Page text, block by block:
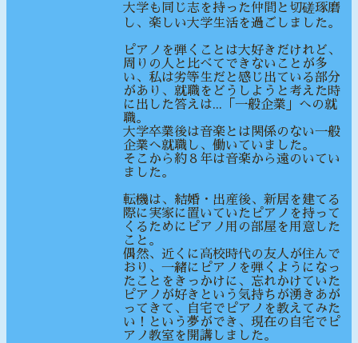
大学も同じ志を持った仲間と切磋琢磨
し、楽しい大学生活を過ごしました。
ピアノを弾くことは大好きだけれど、
周りの人と比べてできないことが多
い、私は劣等生だと感じ出ている部分
があり、就職をどうしようと考えた時
に出した答えは...「一般企業」への就
職。
大学卒業後は音楽とは関係のない一般
企業へ就職し、働いていました。
そこから約８年は音楽から遠のいてい
ました。
転機は、結婚・出産後、新居を建てる
際に実家に置いていたピアノを持って
くるためにピアノ用の部屋を用意した
こと。
偶然、近くに高校時代の友人が住んで
おり、一緒にピアノを弾くようになっ
たことをきっかけに、忘れかけていた
ピアノが好きという気持ちが湧きあが
ってきて、自宅でピアノを教えてみた
い！という夢ができ、現在の自宅でピ
アノ教室を開講しました。